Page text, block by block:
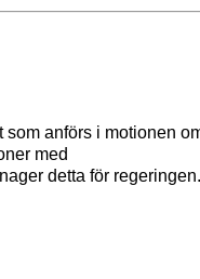
anförs i motionen
med
detta för